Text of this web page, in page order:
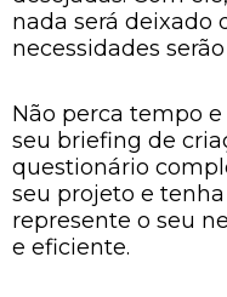
nada será deixado
necessidades
Não perca tempo
seu briefing de
questionário
seu projeto e
represente o seu
e eficiente.